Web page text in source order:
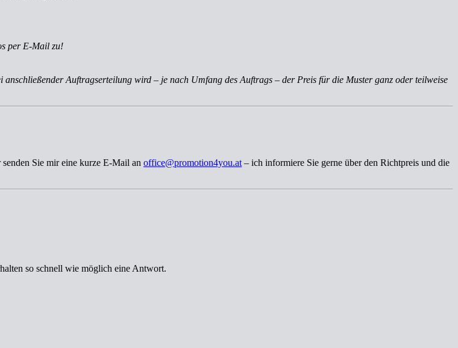
per E-Mail zu!
anschließender Auftragserteilung wird – je nach Umfang des Auftrags – der Preis für die Muster ganz oder teilweise
Sie mir eine kurze E-Mail an office@promotion4you.at – ich informiere Sie gerne über den Richtpreis und die
so schnell wie möglich eine Antwort.